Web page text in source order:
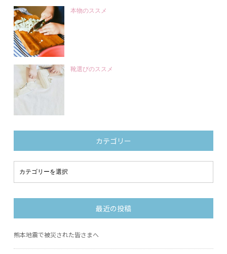
本物のススメ
靴選びのススメ
カテゴリー
最近の投稿
熊本地震で被災された皆さまへ